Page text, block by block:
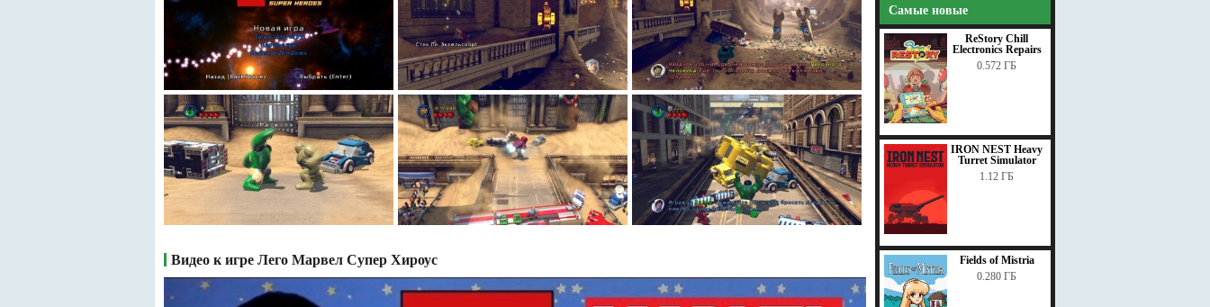
Видео к игре Лего Марвел Супер Хироус
Самые новые
ReStory Chill
Electronics Repairs
0.572 ГБ
IRON NEST Heavy
Turret Simulator
1.12 ГБ
Fields of Mistria
0.280 ГБ